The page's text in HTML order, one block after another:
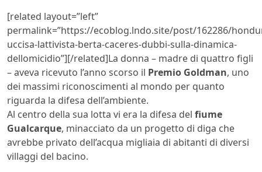
[related layout=”left”
permalink=”https://ecoblog.lndo.site/post/162286/
uccisa-lattivista-berta-caceres-dubbi-sulla-dinamica-
dellomicidio”][/related]La donna – madre di quattro figli
– aveva ricevuto l’anno scorso il Premio Goldman, uno
dei massimi riconoscimenti al mondo per quanto
riguarda la difesa dell’ambiente.
Al centro della sua lotta vi era la difesa del fiume
Gualcarque, minacciato da un progetto di diga che
avrebbe privato dell’acqua migliaia di abitanti di diversi
villaggi del bacino.